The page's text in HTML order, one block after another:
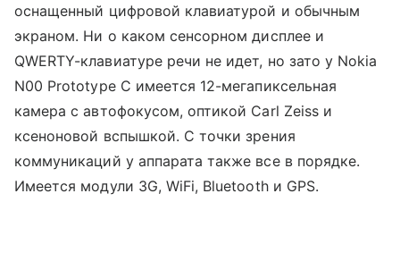
оснащенный цифровой клавиатурой и обычным
экраном. Ни о каком сенсорном дисплее и
QWERTY-клавиатуре речи не идет, но зато у Nokia
N00 Prototype C имеется 12-мегапиксельная
камера с автофокусом, оптикой Carl Zeiss и
ксеноновой вспышкой. С точки зрения
коммуникаций у аппарата также все в порядке.
Имеется модули 3G, WiFi, Bluetooth и GPS.